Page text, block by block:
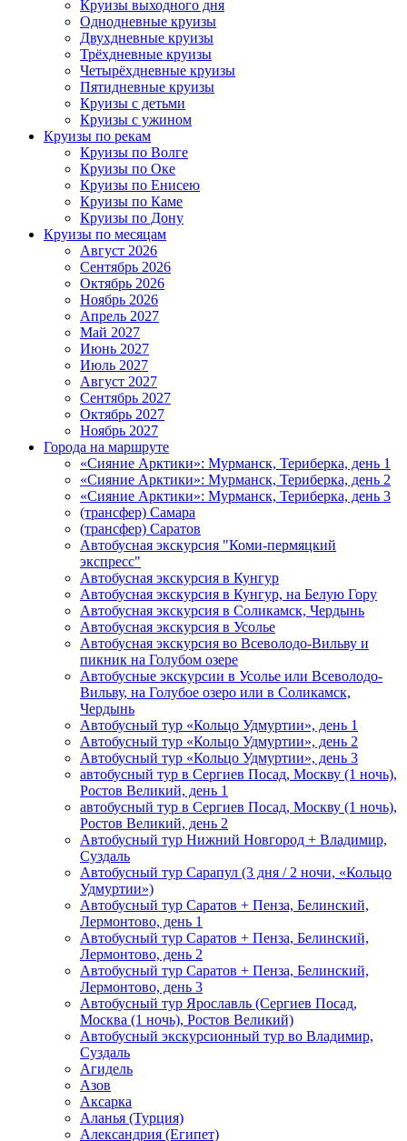
Круизы выходного дня
Однодневные круизы
Двухдневные круизы
Трёхдневные круизы
Четырёхдневные круизы
Пятидневные круизы
Круизы с детьми
Круизы с ужином
Круизы по рекам
Круизы по Волге
Круизы по Оке
Круизы по Енисею
Круизы по Каме
Круизы по Дону
Круизы по месяцам
Август 2026
Сентябрь 2026
Октябрь 2026
Ноябрь 2026
Апрель 2027
Май 2027
Июнь 2027
Июль 2027
Август 2027
Сентябрь 2027
Октябрь 2027
Ноябрь 2027
Города на маршруте
«Сияние Арктики»: Мурманск, Териберка, день 1
«Сияние Арктики»: Мурманск, Териберка, день 2
«Сияние Арктики»: Мурманск, Териберка, день 3
(трансфер) Самара
(трансфер) Саратов
Автобусная экскурсия "Коми-пермяцкий
экспресс"
Автобусная экскурсия в Кунгур
Автобусная экскурсия в Кунгур, на Белую Гору
Автобусная экскурсия в Соликамск, Чердынь
Автобусная экскурсия в Усолье
Автобусная экскурсия во Всеволодо-Вильву и
пикник на Голубом озере
Автобусные экскурсии в Усолье или Всеволодо-
Вильву, на Голубое озеро или в Соликамск,
Чердынь
Автобусный тур «Кольцо Удмуртии», день 1
Автобусный тур «Кольцо Удмуртии», день 2
Автобусный тур «Кольцо Удмуртии», день 3
автобусный тур в Сергиев Посад, Москву (1 ночь),
Ростов Великий, день 1
автобусный тур в Сергиев Посад, Москву (1 ночь),
Ростов Великий, день 2
Автобусный тур Нижний Новгород + Владимир,
Суздаль
Автобусный тур Сарапул (3 дня / 2 ночи, «Кольцо
Удмуртии»)
Автобусный тур Саратов + Пенза, Белинский,
Лермонтово, день 1
Автобусный тур Саратов + Пенза, Белинский,
Лермонтово, день 2
Автобусный тур Саратов + Пенза, Белинский,
Лермонтово, день 3
Автобусный тур Ярославль (Сергиев Посад,
Москва (1 ночь), Ростов Великий)
Автобусный экскурсионный тур во Владимир,
Суздаль
Агидель
Азов
Аксарка
Аланья (Турция)
Александрия (Египет)